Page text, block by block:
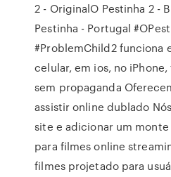
2 - OriginalO Pestinha 2 -
Pestinha - Portugal
#ProblemChild2 funciona
celular, em ios, no
sem propaganda
assistir online dublado
site e adicionar um
para filmes online
filmes projetado para